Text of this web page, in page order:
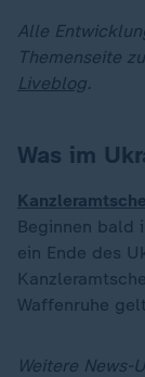
Alle
Themenseite
Liveblog.
Was im
Beginnen bald
ein Ende des
Waffenruhe
Weitere News-